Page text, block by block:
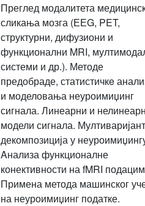
Преглед модалитета
сликања мозга (ЕЕG, PET,
структурни, дифузиони и
функционални MRI,
системи и др.). Методе
предобраде, статистичкe
и моделовања неуроимиџинг
сигнала. Линеарни и
модели сигнала.
декомпозиција у
Aнализа функционалне
конективности на fMRI
Примена метода машинског
на неуроимиџинг податке.